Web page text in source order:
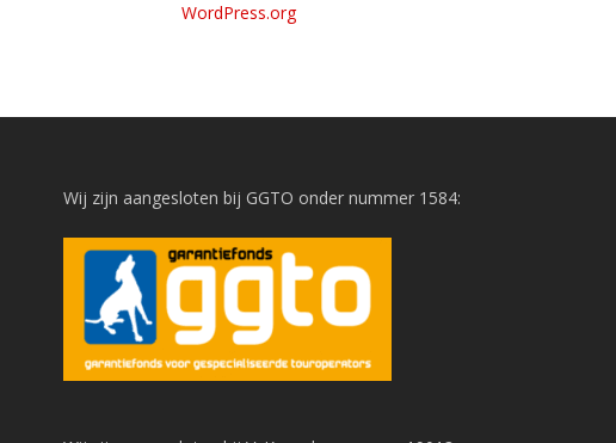
WordPress.org
Wij zijn aangesloten bij GGTO onder nummer 1584: